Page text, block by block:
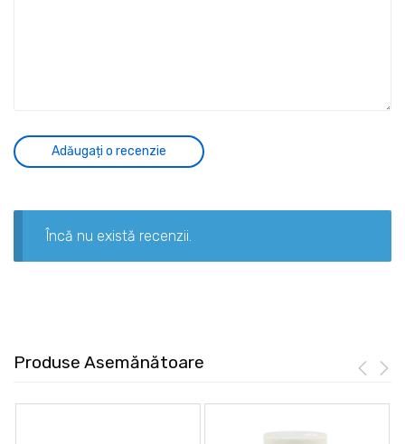
Încă nu există recenzii.
Produse Asemănătoare